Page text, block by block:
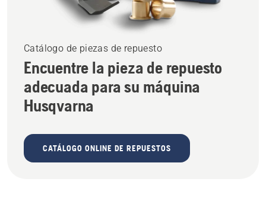
Catálogo de piezas de repuesto
Encuentre la pieza de repuesto
adecuada para su máquina
Husqvarna
CATÁLOGO ONLINE DE REPUESTOS